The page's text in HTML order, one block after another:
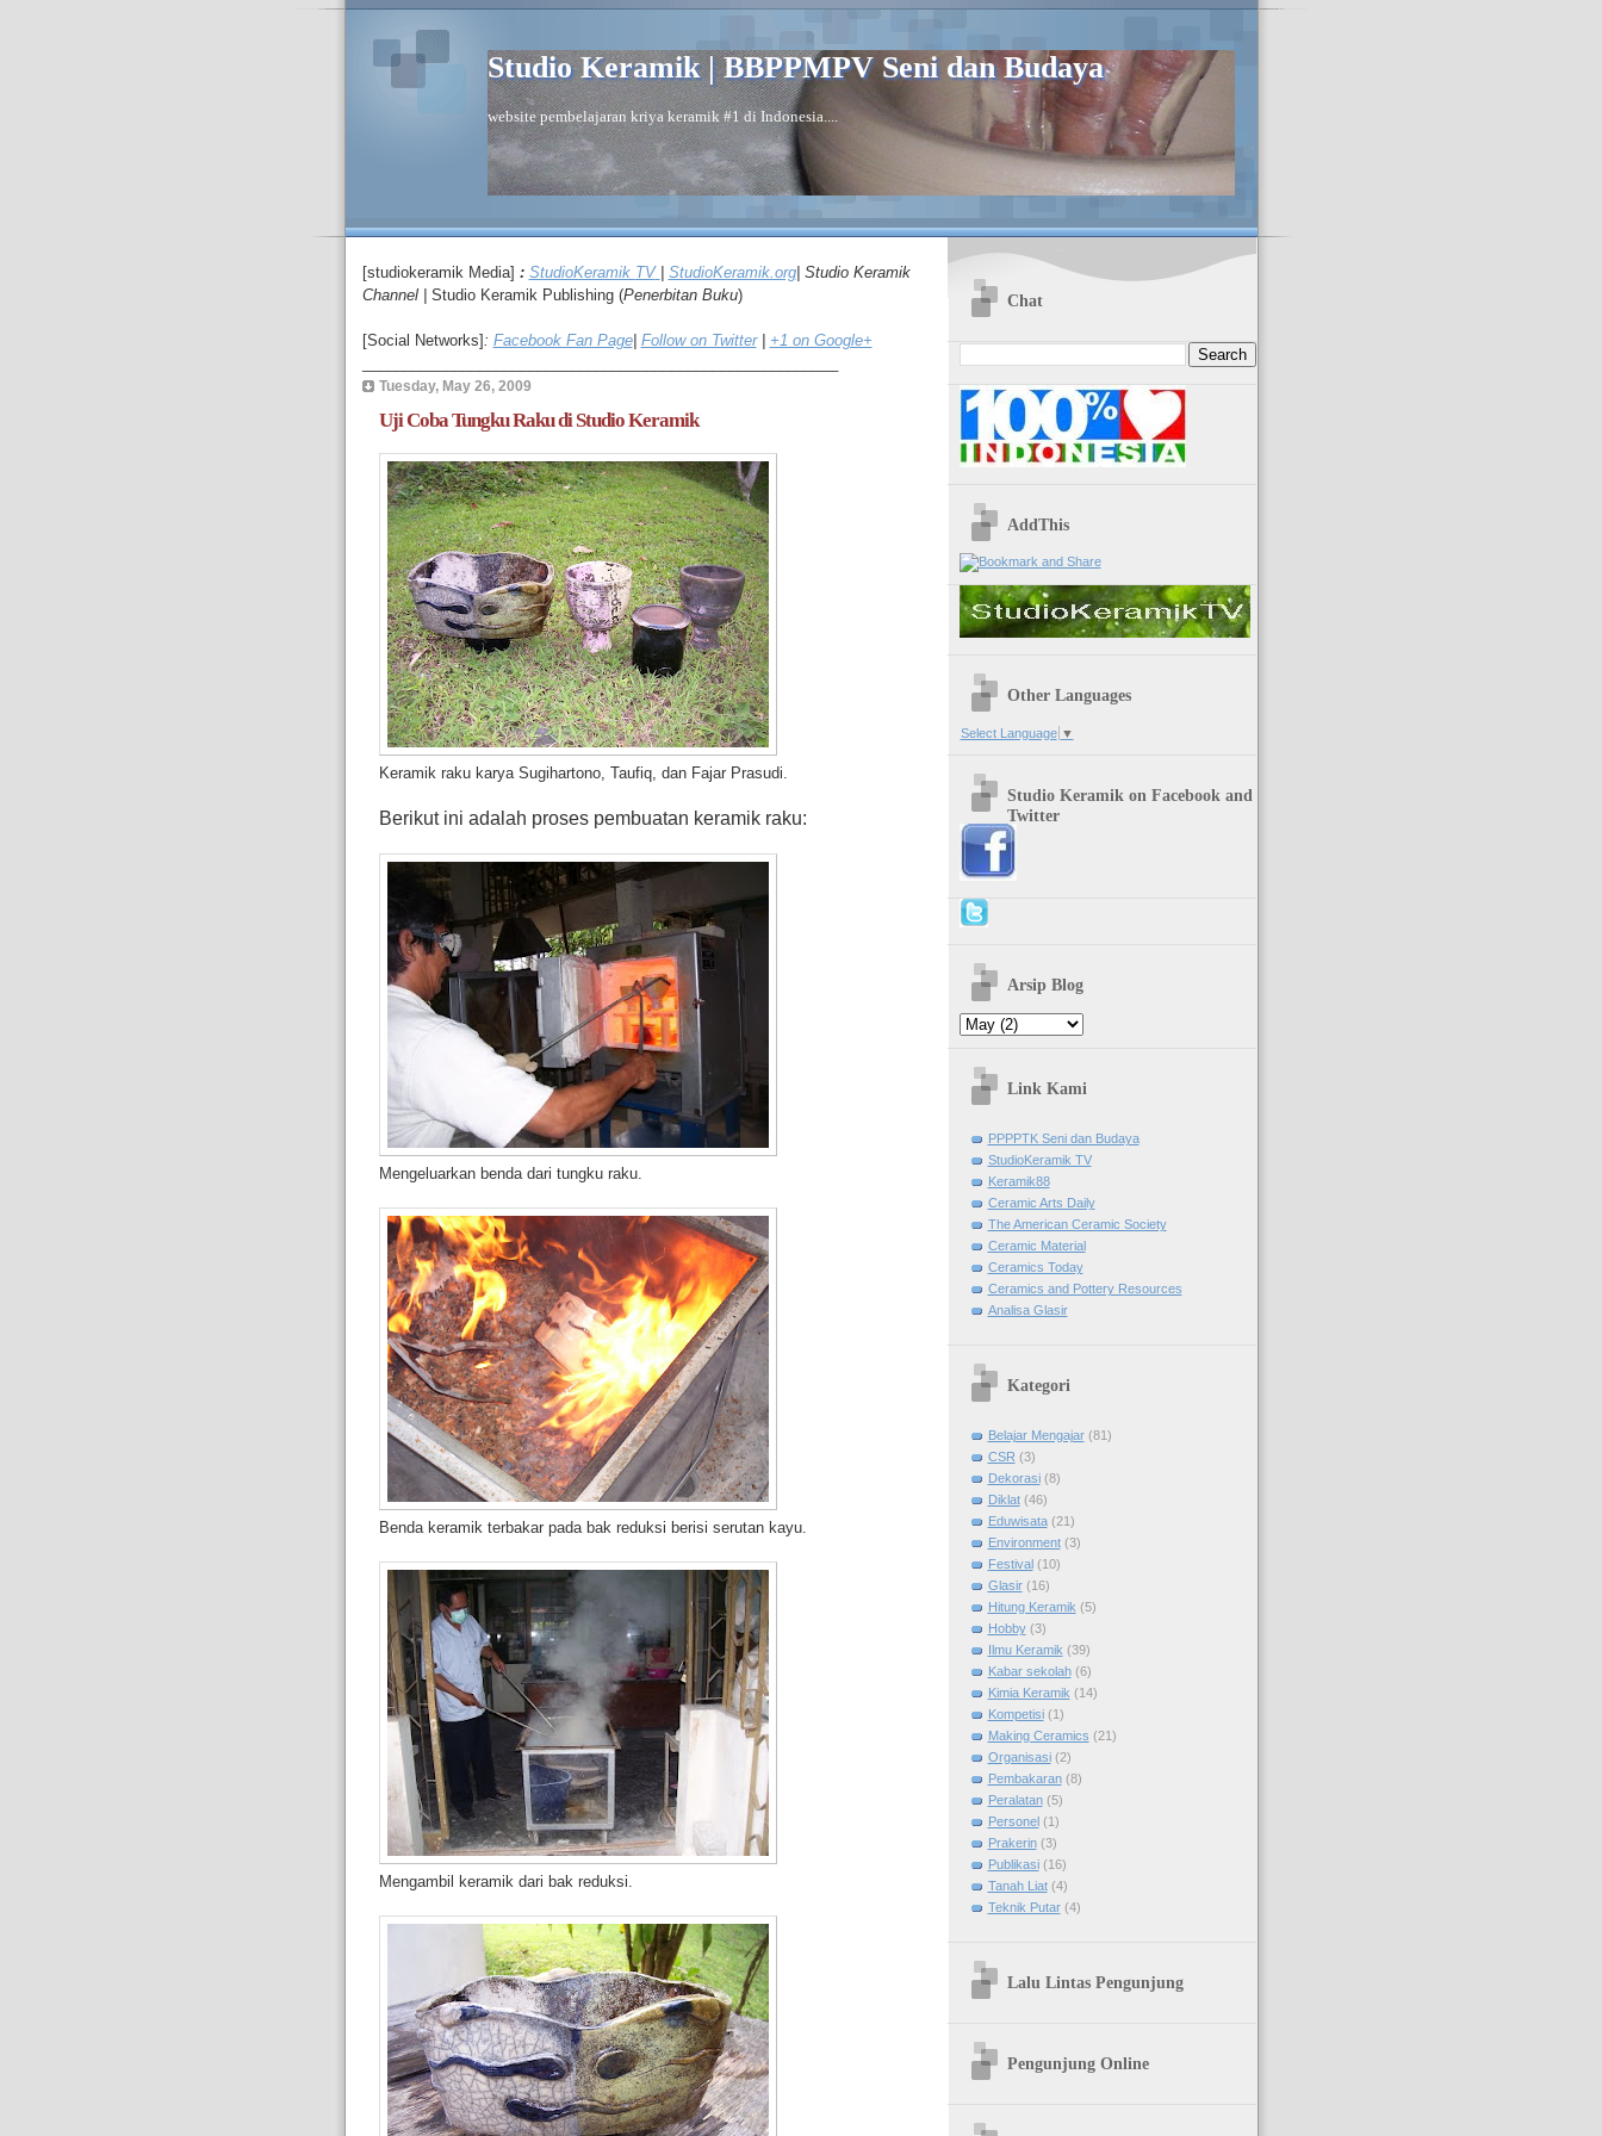
Studio Keramik | BBPPMPV Seni dan Budaya
website pembelajaran kriya keramik #1 di Indonesia....
[studiokeramik Media] : StudioKeramik TV StudioKeramik.org| Studio Keramik
Channel| Studio Keramik Publishing (Penerbitan Buku)
[Social Networks]: Facebook Fan Page| Follow on Twitter| +1 on Google+
Tuesday, May 26, 2009
Uji Coba Tungku Raku di Studio Keramik
Keramik raku karya Sugihartono, Taufiq, dan Fajar Prasudi.
Berikut ini adalah proses pembuatan keramik raku:
Mengeluarkan benda dari tungku raku.
Benda keramik terbakar pada bak reduksi berisi serutan kayu.
Mengambil keramik dari bak reduksi.
Chat
AddThis
Other Languages
Select Language ▼
Studio Keramik on Facebook and
Twitter
Arsip Blog
Link Kami
PPPPTK Seni dan Budaya
StudioKeramik TV
Keramik88
Ceramic Arts Daily
The American Ceramic Society
Ceramic Material
Ceramics Today
Ceramics and Pottery Resources
Analisa Glasir
Kategori
Belajar Mengajar (81)
CSR (3)
Dekorasi (8)
Diklat (46)
Eduwisata (21)
Environment (3)
Festival (10)
Glasir (16)
Hitung Keramik (5)
Hobby (3)
Ilmu Keramik (39)
Kabar sekolah (6)
Kimia Keramik (14)
Kompetisi (1)
Making Ceramics (21)
Organisasi (2)
Pembakaran (8)
Peralatan (5)
Personel (1)
Prakerin (3)
Publikasi (16)
Tanah Liat (4)
Teknik Putar (4)
Lalu Lintas Pengunjung
Pengunjung Online